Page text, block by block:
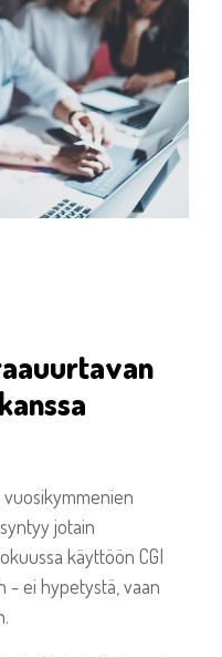
jotain
käyttöön CGI
- ei hypetystä, vaan